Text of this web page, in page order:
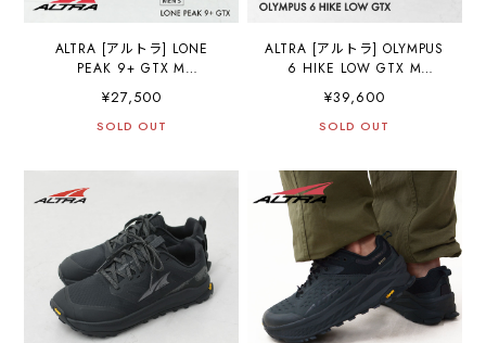
ALTRA [アルトラ] LONE
PEAK 9+ GTX M
[AL0A85UT] ローンピーク
9+ ゴアテックス メンズ・
トレイルシューズ・トレイ
グ・トレイルレーシングシ
ューズ・MEN'S [2026SS]
¥27,500
SOLD OUT
ALTRA [アルトラ] OLYMPUS
6 HIKE LOW GTX M
[AL0A85NM /
BROWN/TAUPE] オリンパ
ス 6 ハイク ロー ゴアテッ
湿性・クロスカントリー・
ロードランニング・トレイ
ルラン・ハイキング・ファ
ストパッキング・トレイル
レーシングシューズ・
MEN'S [2026SS]
¥39,600
SOLD OUT